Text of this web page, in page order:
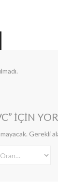
IÇIN
Gerekli